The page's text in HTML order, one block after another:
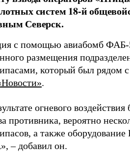
систем 18-й
Северск.
с помощью авиабомб ФАБ-
размещения
который был рядом
.
огневого
противника, вероятно
а также
– добавил он.